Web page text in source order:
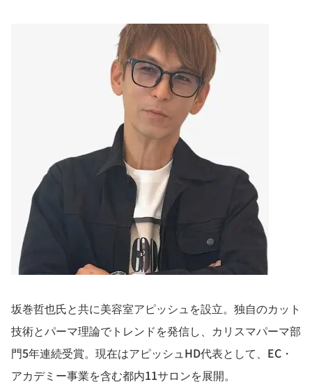
坂巻哲也氏と共に美容室アピッシュを設立。独自のカット
技術とパーマ理論でトレンドを発信し、カリスマパーマ部
門5年連続受賞。現在はアピッシュHD代表として、EC・
アカデミー事業を含む都内11サロンを展開。